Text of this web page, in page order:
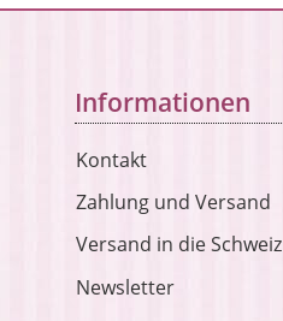
Informationen
Kontakt
Zahlung und Versand
Versand in die Schweiz
Newsletter